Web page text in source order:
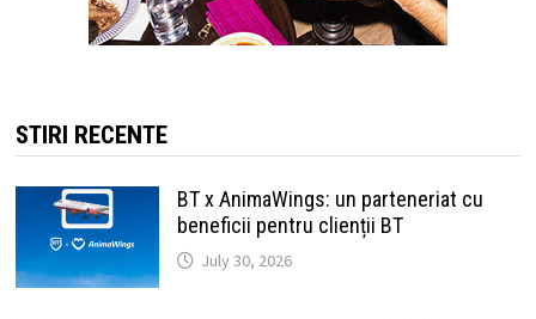
STIRI RECENTE
BT x AnimaWings: un parteneriat cu
beneficii pentru clienții BT
July 30, 2026